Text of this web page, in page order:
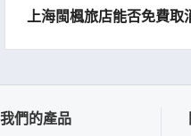
上海閩楓旅店能否免費取
我們的產品